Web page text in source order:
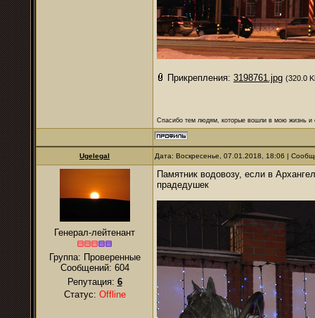
Прикрепления: 3198761.jpg (320.0
Спасибо тем людям, которые вошли в мою жизнь и
Ugelegal Дата: Воскресенье, 07.01.2018, 18:06 |
Генерал-лейтенант
Группа: Проверенные
Сообщений: 604
Репутация: 6
Статус: Offline
Памятник водовозу, если в
прадедушек